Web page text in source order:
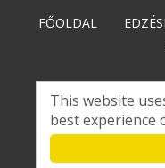
FŐOLDAL
This website
best experience